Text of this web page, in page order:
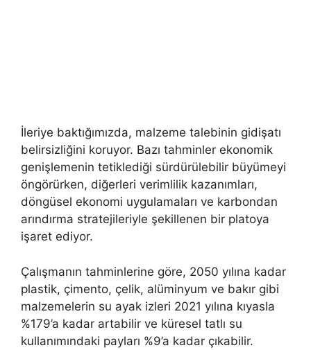
İleriye baktığımızda, malzeme talebinin gidişatı
belirsizliğini koruyor. Bazı tahminler ekonomik
genişlemenin tetiklediği sürdürülebilir büyümeyi
öngörürken, diğerleri verimlilik kazanımları,
döngüsel ekonomi uygulamaları ve karbondan
arındırma stratejileriyle şekillenen bir platoya
işaret ediyor.
Çalışmanın tahminlerine göre, 2050 yılına kadar
plastik, çimento, çelik, alüminyum ve bakır gibi
malzemelerin su ayak izleri 2021 yılına kıyasla
%179’a kadar artabilir ve küresel tatlı su
kullanımındaki payları %9’a kadar çıkabilir.